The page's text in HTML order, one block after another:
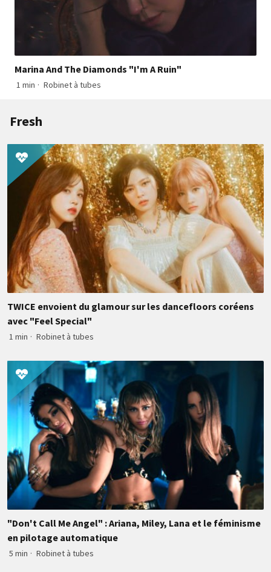
Marina And The Diamonds "I'm A Ruin"
1 min · Robinet à tubes
Fresh
TWICE envoient du glamour sur les dancefloors coréens
avec "Feel Special"
1 min · Robinet à tubes
"Don't Call Me Angel" : Ariana, Miley, Lana et le féminisme
en pilotage automatique
5 min · Robinet à tubes